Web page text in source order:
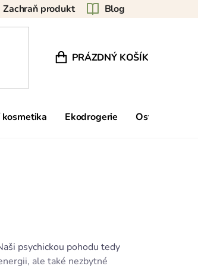
Blog
Zachraň produkt
NÁKUPNÍ KOŠÍK
PRÁZDNÝ KOŠÍK
Ekodrogerie Ostatní
psychickou pohodu tedy
ale také nezbytné